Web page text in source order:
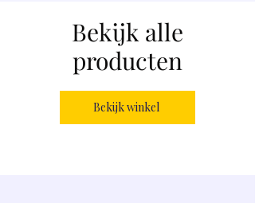
Bekijk alle
producten
Bekijk winkel